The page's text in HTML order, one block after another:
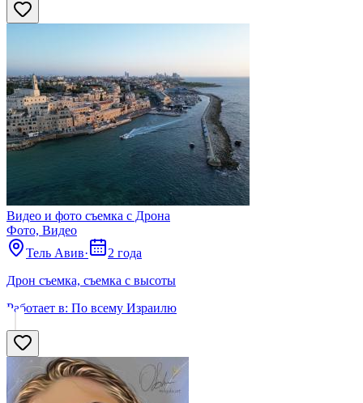
Видео и фото съемка с Дрона
Фото, Видео
Тель Авив·
2 года
Дрон съемка, съемка с высоты
Работает в: По всему Израилю